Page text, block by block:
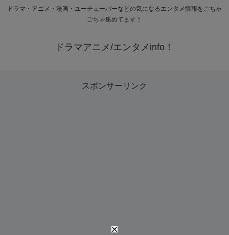
ドラマ・アニメ・漫画・ユーチューバーなどの気になるエンタメ情報をごちゃ
ごちゃ集めてます！
ドラマアニメ/エンタメinfo！
スポンサーリンク